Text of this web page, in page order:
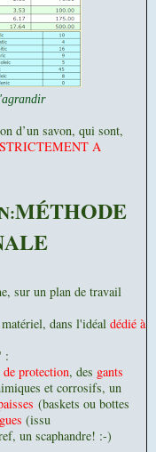
d’un savon, qui sont,
STRICTEMENT A
MÉTHODE
sur un plan de travail
dans l'idéal dédié à
:
de protection, des gants
et corrosifs, un
(baskets ou bottes
(issu
un scaphandre! :-)